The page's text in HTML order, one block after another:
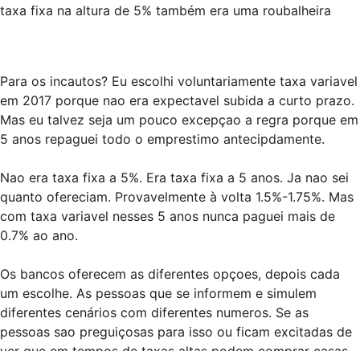
taxa fixa na altura de 5% também era uma roubalheira
Para os incautos? Eu escolhi voluntariamente taxa variavel
em 2017 porque nao era expectavel subida a curto prazo.
Mas eu talvez seja um pouco excepçao a regra porque em
5 anos repaguei todo o emprestimo antecipdamente.
Nao era taxa fixa a 5%. Era taxa fixa a 5 anos. Ja nao sei
quanto ofereciam. Provavelmente à volta 1.5%-1.75%. Mas
com taxa variavel nesses 5 anos nunca paguei mais de
0.7% ao ano.
Os bancos oferecem as diferentes opçoes, depois cada
um escolhe. As pessoas que se informem e simulem
diferentes cenários com diferentes numeros. Se as
pessoas sao preguiçosas para isso ou ficam excitadas de